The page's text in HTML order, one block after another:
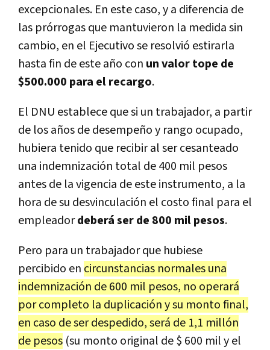
excepcionales. En este caso, y a diferencia de
las prórrogas que mantuvieron la medida sin
cambio, en el Ejecutivo se resolvió estirarla
hasta fin de este año con un valor tope de
$500.000 para el recargo.
El DNU establece que si un trabajador, a partir
de los años de desempeño y rango ocupado,
hubiera tenido que recibir al ser cesanteado
una indemnización total de 400 mil pesos
antes de la vigencia de este instrumento, a la
hora de su desvinculación el costo final para el
empleadordeberá ser de 800 mil pesos.
Pero para un trabajador que hubiese
percibido en circunstancias normales una
indemnización de 600 mil pesos, no operará
por completo la duplicación y su monto final,
en caso de ser despedido, será de 1,1 millón
de pesos (su monto original de $ 600 mil y el